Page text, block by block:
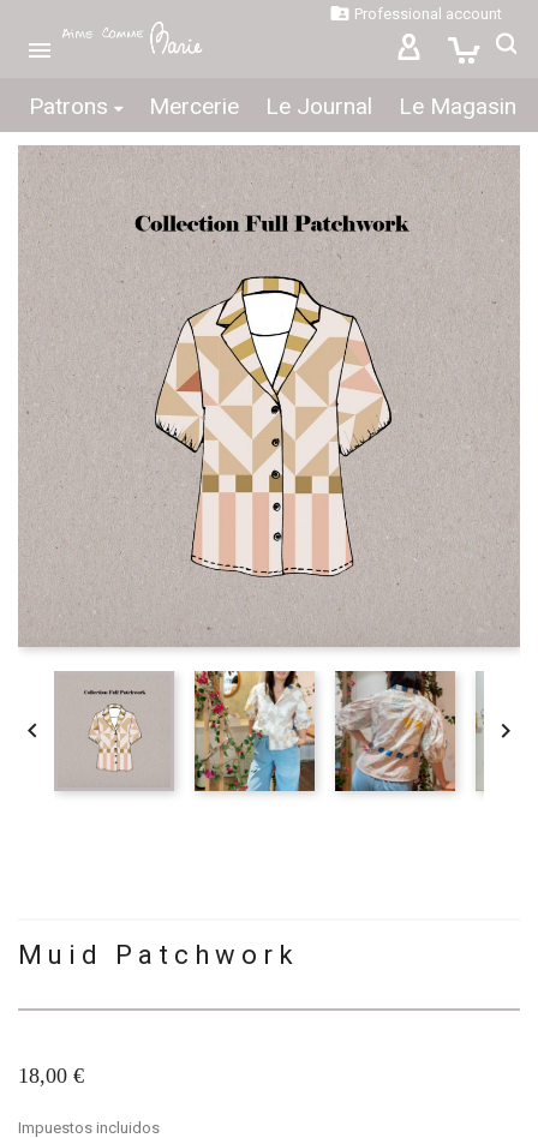
Patrons Mercerie Le Journal Le Magasin
 Professional account

 
Muid Patchwork
18,00 €
Impuestos incluidos